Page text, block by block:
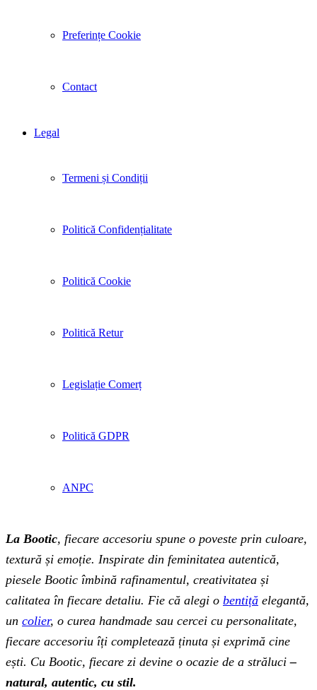
Preferințe Cookie
Contact
Legal
Termeni și Condiții
Politică Confidențialitate
Politică Cookie
Politică Retur
Legislație Comerț
Politică GDPR
ANPC
La Bootic, fiecare accesoriu spune o poveste prin culoare,
textură și emoție. Inspirate din feminitatea autentică,
piesele Bootic îmbină rafinamentul, creativitatea și
calitatea în fiecare detaliu. Fie că alegi o bentiță elegantă,
un colier, o curea handmade sau cercei cu personalitate,
fiecare accesoriu îți completează ținuta și exprimă cine
ești. Cu Bootic, fiecare zi devine o ocazie de a străluci –
natural, autentic, cu stil.